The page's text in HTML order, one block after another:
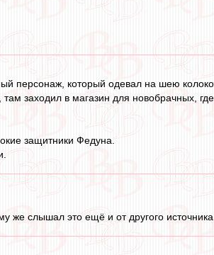
персонаж, который одевал на шею
заходил в магазин для новобрачных,
защитники Федуна.
же слышал это ещё и от другого